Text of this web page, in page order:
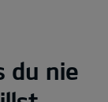
du nie